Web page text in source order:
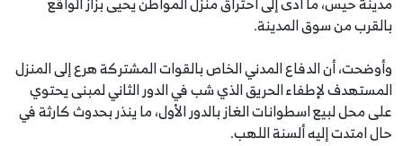
بالقرب من سوق المدينة.
وأوضحت، أن الدفاع المدني الخاص بالقوات المشتركة هرع إلى المنزل
المستهدف لإطفاء الحريق الذي شب في الدور الثاني لمبنى يحتوي
على محل لبيع اسطوانات الغاز بالدور الأول، ما ينذر بحدوث كارثة في
حال امتدت إليه ألسنة اللهب.